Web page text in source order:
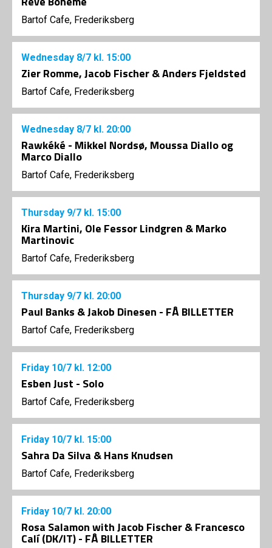
Bartof Cafe, Frederiksberg
Wednesday 8/7 kl. 15:00
Zier Romme, Jacob Fischer & Anders Fjeldsted
Bartof Cafe, Frederiksberg
Wednesday 8/7 kl. 20:00
Rawkéké - Mikkel Nordsø, Moussa Diallo og
Marco Diallo
Bartof Cafe, Frederiksberg
Thursday 9/7 kl. 15:00
Kira Martini, Ole Fessor Lindgren & Marko
Martinovic
Bartof Cafe, Frederiksberg
Thursday 9/7 kl. 20:00
Paul Banks & Jakob Dinesen - FÅ BILLETTER
Bartof Cafe, Frederiksberg
Friday 10/7 kl. 12:00
Esben Just - Solo
Bartof Cafe, Frederiksberg
Friday 10/7 kl. 15:00
Sahra Da Silva & Hans Knudsen
Bartof Cafe, Frederiksberg
Friday 10/7 kl. 20:00
Rosa Salamon with Jacob Fischer & Francesco
Calí (DK/IT) - FÅ BILLETTER